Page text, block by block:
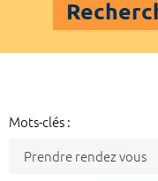
Mots-clés :